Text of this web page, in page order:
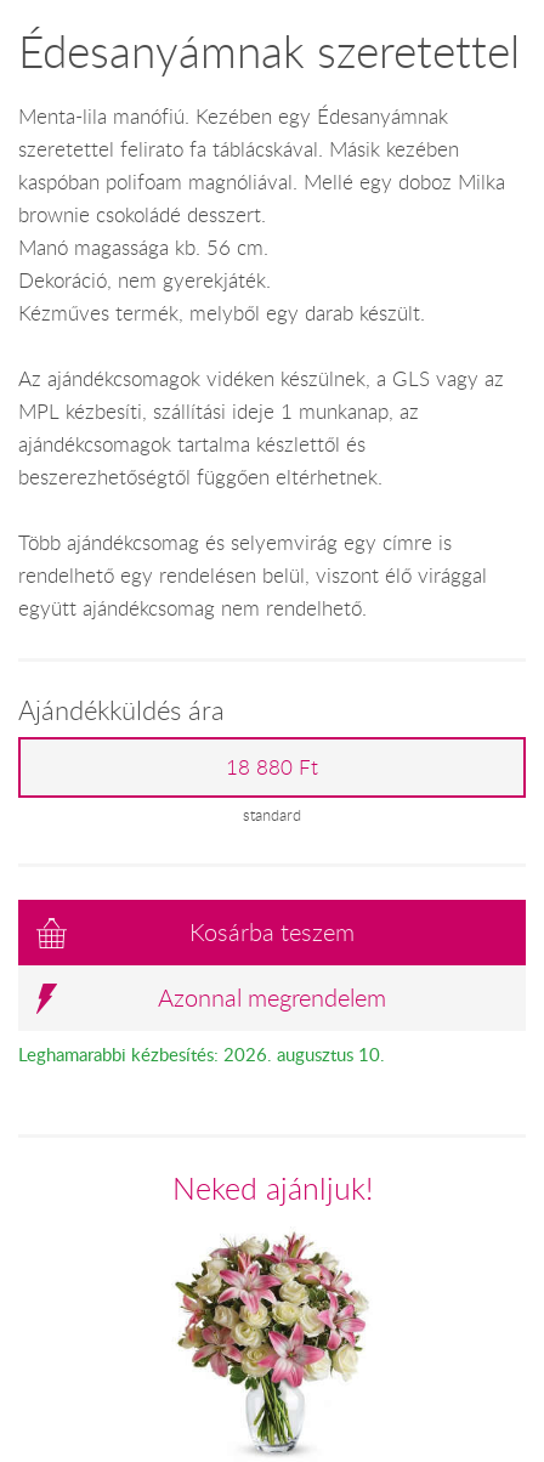
Édesanyámnak szeretettel
Menta-lila manófiú. Kezében egy Édesanyámnak
szeretettel felirato fa táblácskával. Másik kezében
kaspóban polifoam magnóliával. Mellé egy doboz Milka
brownie csokoládé desszert.
Manó magassága kb. 56 cm.
Dekoráció, nem gyerekjáték.
Kézműves termék, melyből egy darab készült.
Az ajándékcsomagok vidéken készülnek, a GLS vagy az
MPL kézbesíti, szállítási ideje 1 munkanap, az
ajándékcsomagok tartalma készlettől és
beszerezhetőségtől függően eltérhetnek.
Több ajándékcsomag és selyemvirág egy címre is
rendelhető egy rendelésen belül, viszont élő virággal
együtt ajándékcsomag nem rendelhető.
Ajándékküldés ára
18 880 Ft
standard
Kosárba teszem
Azonnal megrendelem
Leghamarabbi kézbesítés: 2026. augusztus 10.
Neked ajánljuk!